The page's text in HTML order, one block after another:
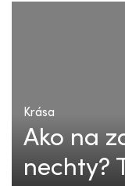
Krása
Ako na
nechty?